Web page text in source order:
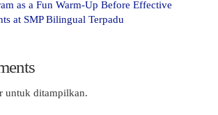
as a Fun Warm-Up Before Effective
at SMP Bilingual Terpadu
untuk ditampilkan.